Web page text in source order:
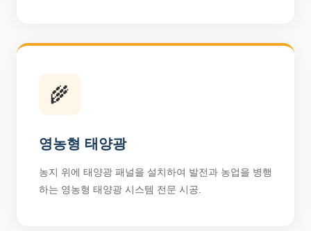
🌾
영농형 태양광
농지 위에 태양광 패널을 설치하여 발전과 농업을 병행
하는 영농형 태양광 시스템 전문 시공.